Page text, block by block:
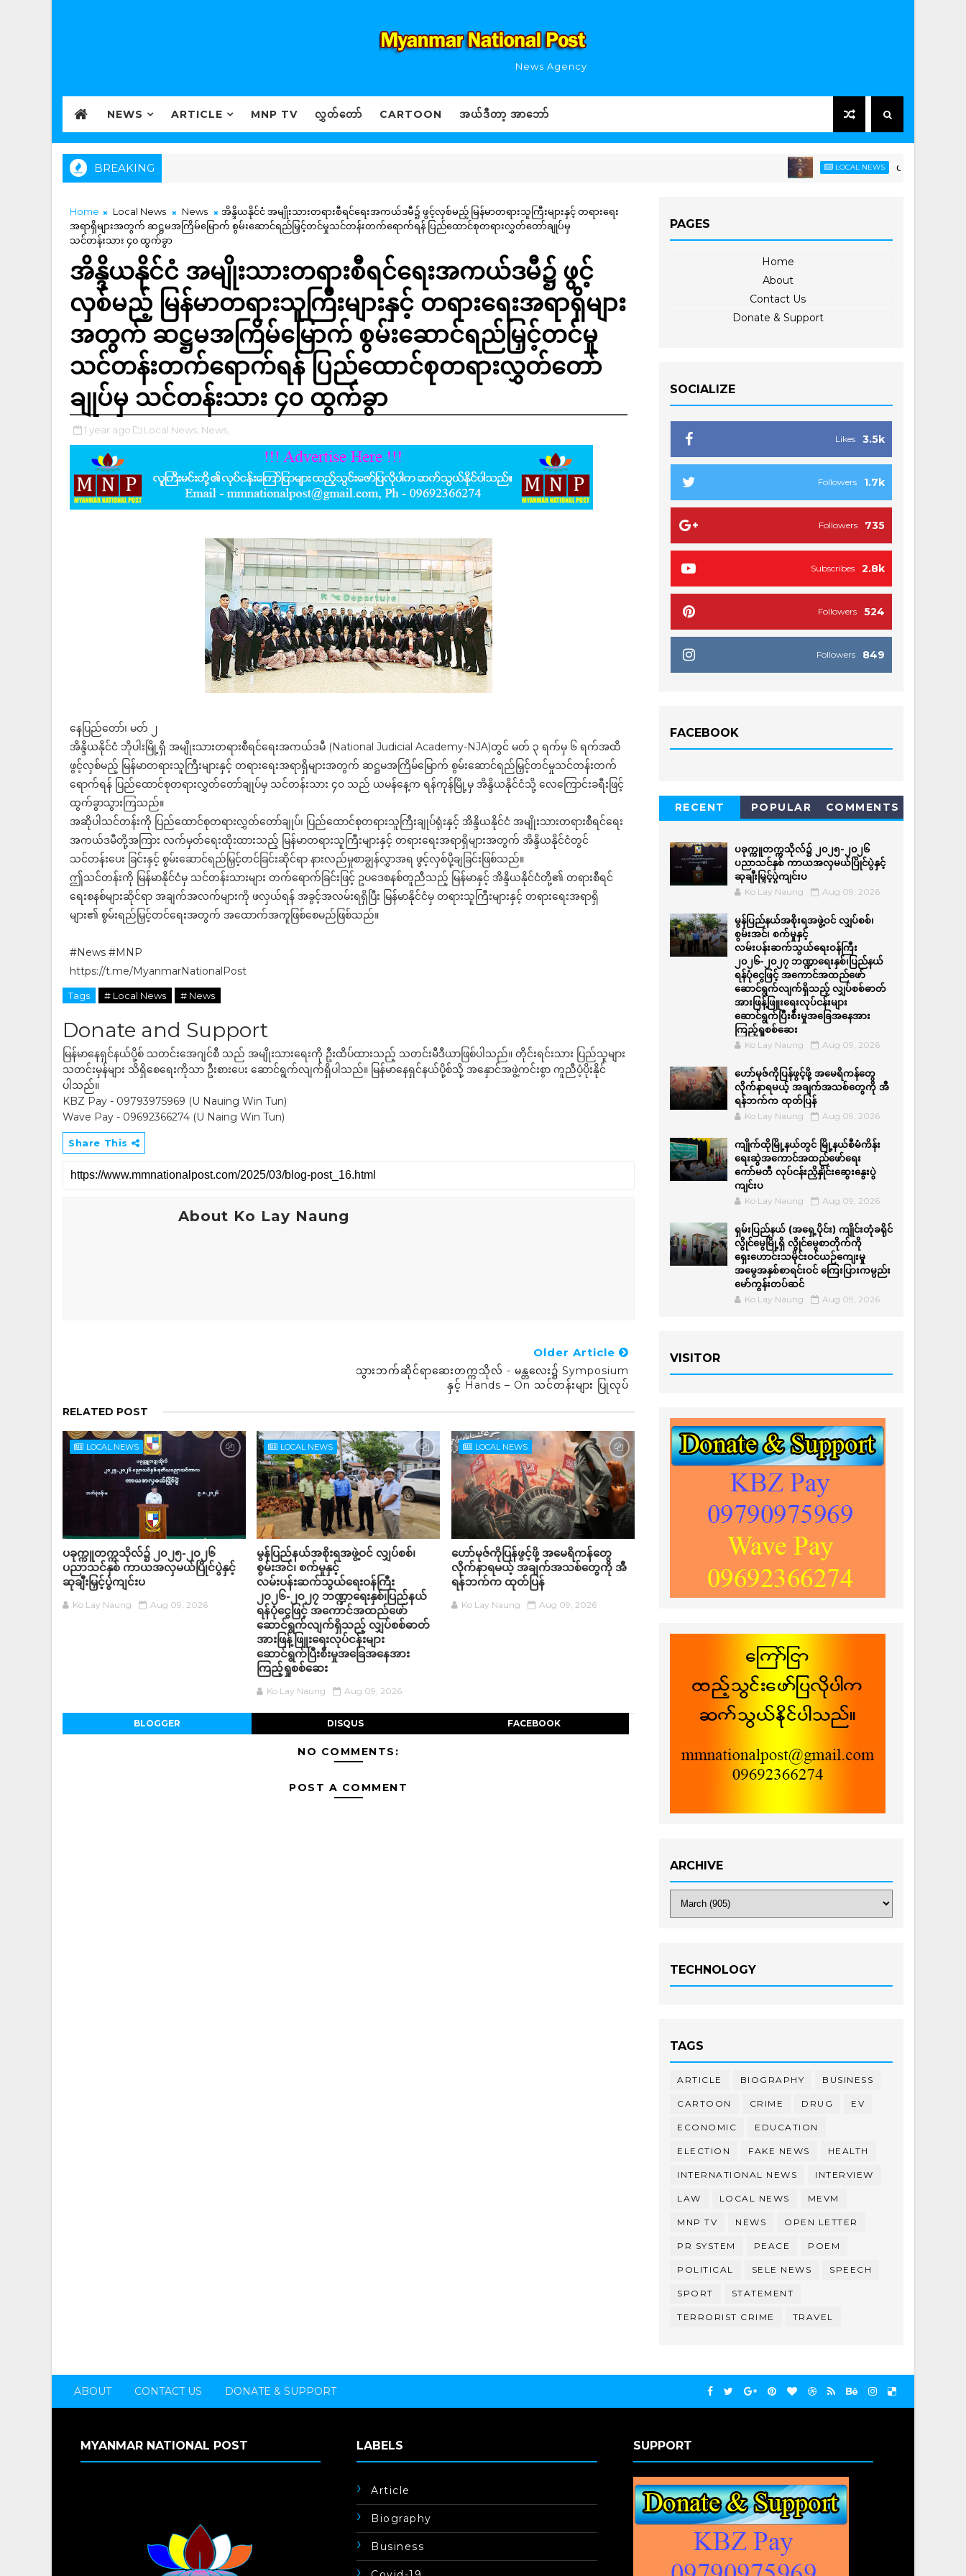
News Agency
NEWS ARTICLE MNP TV လွှတ်တော် CARTOON အယ်ဒီတာ့ အာဘော်
BREAKING LOCAL NEWS ပခုက္ကူတက္ကသိုလ်၌ ၂၀၂
Home Local News News
အိန္ဒိယနိုင်ငံ အမျိုးသားတရားစီရင်ရေးအကယ်ဒမီ၌ ဖွင့်လှစ်မည့် မြန်မာတရားသူကြီးများနှင့် တရားရေး
အရာရှိများအတွက် ဆဋ္ဌမအကြိမ်မြောက် စွမ်းဆောင်ရည်မြှင့်တင်မှုသင်တန်းတက်ရောက်ရန် ပြည်ထောင်စုတရားလွှတ်တော်ချုပ်မှ
သင်တန်းသား ၄၀ ထွက်ခွာ
အိန္ဒိယနိုင်ငံ အမျိုးသားတရားစီရင်ရေးအကယ်ဒမီ၌ ဖွင့်
လှစ်မည့် မြန်မာတရားသူကြီးများနှင့် တရားရေးအရာရှိများ
အတွက် ဆဋ္ဌမအကြိမ်မြောက် စွမ်းဆောင်ရည်မြှင့်တင်မှု
သင်တန်းတက်ရောက်ရန် ပြည်ထောင်စုတရားလွှတ်တော်
ချုပ်မှ သင်တန်းသား ၄၀ ထွက်ခွာ
1 year ago Local News, News,
နေပြည်တော်၊ မတ် ၂
အိန္ဒိယနိုင်ငံ ဘိုပါးမြို့ရှိ အမျိုးသားတရားစီရင်ရေးအကယ်ဒမီ (National Judicial Academy-NJA)တွင် မတ် ၃ ရက်မှ ၆ ရက်အထိ
ဖွင့်လှစ်မည့် မြန်မာတရားသူကြီးများနှင့် တရားရေးအရာရှိများအတွက် ဆဋ္ဌမအကြိမ်မြောက် စွမ်းဆောင်ရည်မြှင့်တင်မှုသင်တန်းတက်
ရောက်ရန် ပြည်ထောင်စုတရားလွှတ်တော်ချုပ်မှ သင်တန်းသား ၄၀ သည် ယမန်နေ့က ရန်ကုန်မြို့မှ အိန္ဒိယနိုင်ငံသို့ လေကြောင်းခရီးဖြင့်
ထွက်ခွာသွားကြသည်။
အဆိုပါသင်တန်းကို ပြည်ထောင်စုတရားလွှတ်တော်ချုပ်၊ ပြည်ထောင်စုတရားသူကြီးချုပ်ရုံးနှင့် အိန္ဒိယနိုင်ငံ အမျိုးသားတရားစီရင်ရေး
အကယ်ဒမီတို့အကြား လက်မှတ်ရေးထိုးထားသည့် မြန်မာတရားသူကြီးများနှင့် တရားရေးအရာရှိများအတွက် အိန္ဒိယနိုင်ငံတွင်
သင်တန်းပေး ခြင်းနှင့် စွမ်းဆောင်ရည်မြှင့်တင်ခြင်းဆိုင်ရာ နားလည်မှုစာချွန်လွှာအရ ဖွင့်လှစ်ပို့ချခြင်းဖြစ်သည်။
ဤသင်တန်းကို မြန်မာနိုင်ငံမှ သင်တန်းသားများ တက်ရောက်ခြင်းဖြင့် ဥပဒေစနစ်တူညီသည့် မြန်မာနှင့် အိန္ဒိယနိုင်ငံတို့၏ တရားစီရင်
ရေးစနစ်များဆိုင်ရာ အချက်အလက်များကို ဖလှယ်ရန် အခွင့်အလမ်းရရှိပြီး မြန်မာနိုင်ငံမှ တရားသူကြီးများနှင့် တရားရေးအရာရှိ
များ၏ စွမ်းရည်မြှင့်တင်ရေးအတွက် အထောက်အကူဖြစ်စေမည်ဖြစ်သည်။
#News #MNP
https://t.me/MyanmarNationalPost
Tags # Local News # News
Donate and Support
မြန်မာနေရှင်နယ်ပို့စ် သတင်းအေဂျင်စီ သည် အမျိုးသားရေးကို ဦးထိပ်ထားသည့် သတင်းမီဒီယာဖြစ်ပါသည်။ တိုင်းရင်းသား ပြည်သူများ
သတင်းမှန်များ သိရှိစေရေးကိုသာ ဦးစားပေး ဆောင်ရွက်လျက်ရှိပါသည်။ မြန်မာနေရှင်နယ်ပို့စ်သို့ အနှောင်အဖွဲ့ကင်းစွာ ကူညီပံ့ပိုးနိုင်
ပါသည်။
KBZ Pay - 09793975969 (U Nauing Win Tun)
Wave Pay - 09692366274 (U Naing Win Tun)
Share This
About Ko Lay Naung
Older Article
သွားဘက်ဆိုင်ရာဆေးတက္ကသိုလ် - မန္တလေး၌ Symposium
နှင့် Hands – On သင်တန်းများ ပြုလုပ်
RELATED POST
LOCAL NEWS
ပခုက္ကူတက္ကသိုလ်၌ ၂၀၂၅-၂၀၂၆
ပညာသင်နှစ် ကာယအလှမယ်ပြိုင်ပွဲနှင့်
ဆုချီးမြှင့်ပွဲကျင်းပ
Ko Lay Naung Aug 09, 2026
LOCAL NEWS
မွန်ပြည်နယ်အစိုးရအဖွဲ့ဝင် လျှပ်စစ်၊
စွမ်းအင်၊ စက်မှုနှင့်
လမ်းပန်းဆက်သွယ်ရေးဝန်ကြီး
၂၀၂၆-၂၀၂၇ ဘဏ္ဍာရေးနှစ်၊ပြည်နယ်
ရန်ပုံငွေဖြင့် အကောင်အထည်ဖော်
ဆောင်ရွက်လျက်ရှိသည့် လျှပ်စစ်ဓာတ်
အားဖြန့်ဖြူးရေးလုပ်ငန်းများ
ဆောင်ရွက်ပြီးစီးမှုအခြေအနေအား
ကြည့်ရှုစစ်ဆေး
Ko Lay Naung Aug 09, 2026
LOCAL NEWS
ဟော်မုဇ်ကိုပြန်ဖွင့်ဖို့ အမေရိကန်တွေ
လိုက်နာရမယ့် အချက်အသစ်တွေကို အီ
ရန်ဘက်က ထုတ်ပြန်
Ko Lay Naung Aug 09, 2026
BLOGGER DISQUS FACEBOOK
NO COMMENTS:
POST A COMMENT
PAGES
Home
About
Contact Us
Donate & Support
SOCIALIZE
3.5k
Likes
1.7k
Followers
735
Followers
2.8k
Subscribes
524
Followers
849
Followers
FACEBOOK
RECENT POPULAR COMMENTS
ပခုက္ကူတက္ကသိုလ်၌ ၂၀၂၅-၂၀၂၆
ပညာသင်နှစ် ကာယအလှမယ်ပြိုင်ပွဲနှင့်
ဆုချီးမြှင့်ပွဲကျင်းပ
Ko Lay Naung Aug 09, 2026
မွန်ပြည်နယ်အစိုးရအဖွဲ့ဝင် လျှပ်စစ်၊
စွမ်းအင်၊ စက်မှုနှင့်
လမ်းပန်းဆက်သွယ်ရေးဝန်ကြီး
၂၀၂၆-၂၀၂၇ ဘဏ္ဍာရေးနှစ်၊ပြည်နယ်
ရန်ပုံငွေဖြင့် အကောင်အထည်ဖော်
ဆောင်ရွက်လျက်ရှိသည့် လျှပ်စစ်ဓာတ်
အားဖြန့်ဖြူးရေးလုပ်ငန်းများ
ဆောင်ရွက်ပြီးစီးမှုအခြေအနေအား
ကြည့်ရှုစစ်ဆေး
Ko Lay Naung Aug 09, 2026
ဟော်မုဇ်ကိုပြန်ဖွင့်ဖို့ အမေရိကန်တွေ
လိုက်နာရမယ့် အချက်အသစ်တွေကို အီ
ရန်ဘက်က ထုတ်ပြန်
Ko Lay Naung Aug 09, 2026
ကျိုက်ထိုမြို့နယ်တွင် မြို့နယ်စီမံကိန်း
ရေးဆွဲအကောင်အထည်ဖော်ရေး
ကော်မတီ လုပ်ငန်းညှိနှိုင်းဆွေးနွေးပွဲ
ကျင်းပ
Ko Lay Naung Aug 09, 2026
ရှမ်းပြည်နယ် (အရှေ့ပိုင်း) ကျိုင်းတုံခရိုင်
လွိုင်မွေမြို့ရှိ လွိုင်မွေစာတိုက်ကို
ရှေးဟောင်းသမိုင်းဝင်ယဉ်ကျေးမှု
အမွေအနှစ်စာရင်းဝင် ကြေးပြားကမ္ပည်း
မော်ကွန်းတပ်ဆင်
Ko Lay Naung Aug 09, 2026
VISITOR
ARCHIVE
TECHNOLOGY
TAGS
ARTICLE BIOGRAPHY BUSINESS
CARTOON CRIME DRUG EV
ECONOMIC EDUCATION
ELECTION FAKE NEWS HEALTH
INTERNATIONAL NEWS INTERVIEW
LAW LOCAL NEWS MEVM
MNP TV NEWS OPEN LETTER
PR SYSTEM PEACE POEM
POLITICAL SELE NEWS SPEECH
SPORT STATEMENT
TERRORIST CRIME TRAVEL
ABOUT CONTACT US DONATE & SUPPORT
MYANMAR NATIONAL POST LABELS
Article
Biography
Business
SUPPORT